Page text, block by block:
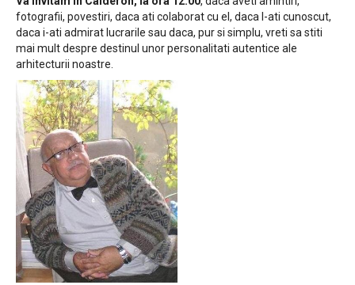
fotografii, povestiri, daca ati colaborat cu el, daca l-ati cunoscut,
daca i-ati admirat lucrarile sau daca, pur si simplu, vreti sa stiti
mai mult despre destinul unor personalitati autentice ale
arhitecturii noastre.